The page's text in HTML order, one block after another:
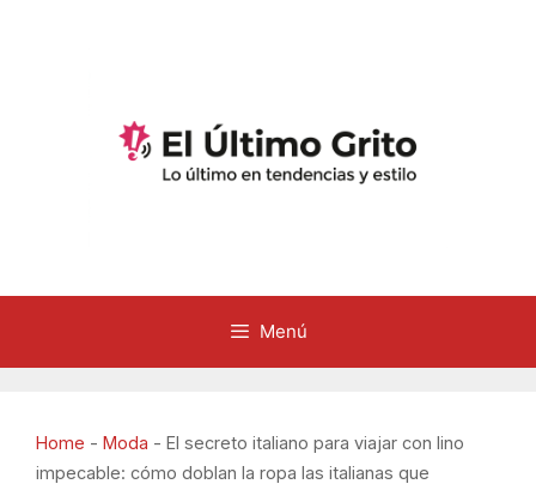
Menú
Home - Moda - El secreto italiano para viajar con lino
impecable: cómo doblan la ropa las italianas que